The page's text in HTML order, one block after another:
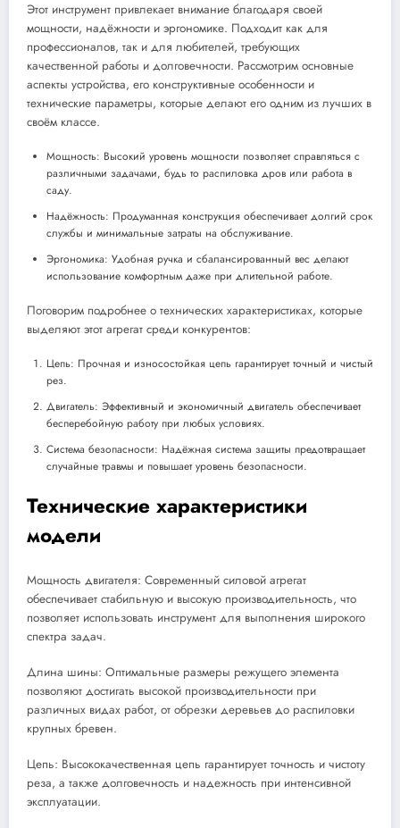
Этот инструмент привлекает внимание благодаря своей
мощности, надёжности и эргономике. Подходит как для
профессионалов, так и для любителей, требующих
качественной работы и долговечности. Рассмотрим основные
аспекты устройства, его конструктивные особенности и
технические параметры, которые делают его одним из лучших в
своём классе.
Мощность: Высокий уровень мощности позволяет справляться с
различными задачами, будь то распиловка дров или работа в
саду.
Надёжность: Продуманная конструкция обеспечивает долгий срок
службы и минимальные затраты на обслуживание.
Эргономика: Удобная ручка и сбалансированный вес делают
использование комфортным даже при длительной работе.
Поговорим подробнее о технических характеристиках, которые
выделяют этот агрегат среди конкурентов:
Цепь: Прочная и износостойкая цепь гарантирует точный и чистый
рез.
Двигатель: Эффективный и экономичный двигатель обеспечивает
бесперебойную работу при любых условиях.
Система безопасности: Надёжная система защиты предотвращает
случайные травмы и повышает уровень безопасности.
Технические характеристики
модели
Мощность двигателя: Современный силовой агрегат
обеспечивает стабильную и высокую производительность, что
позволяет использовать инструмент для выполнения широкого
спектра задач.
Длина шины: Оптимальные размеры режущего элемента
позволяют достигать высокой производительности при
различных видах работ, от обрезки деревьев до распиловки
крупных бревен.
Цепь: Высококачественная цепь гарантирует точность и чистоту
реза, а также долговечность и надежность при интенсивной
эксплуатации.